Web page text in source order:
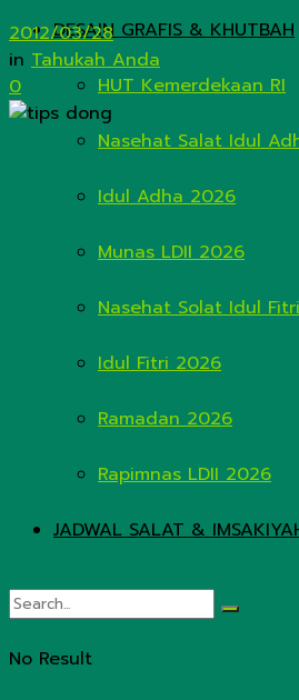
DESAIN GRAFIS & KHUTBAH
HUT Kemerdekaan RI
Nasehat Salat Idul
Idul Adha 2026
Munas LDII 2026
Nasehat Solat Idul
Idul Fitri 2026
Ramadan 2026
Rapimnas LDII 2026
JADWAL SALAT &
No Result
2012/03/28
in Tahukah Anda
0